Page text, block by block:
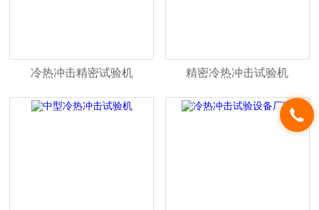
冷热冲击精密试验机 精密冷热冲击试验机